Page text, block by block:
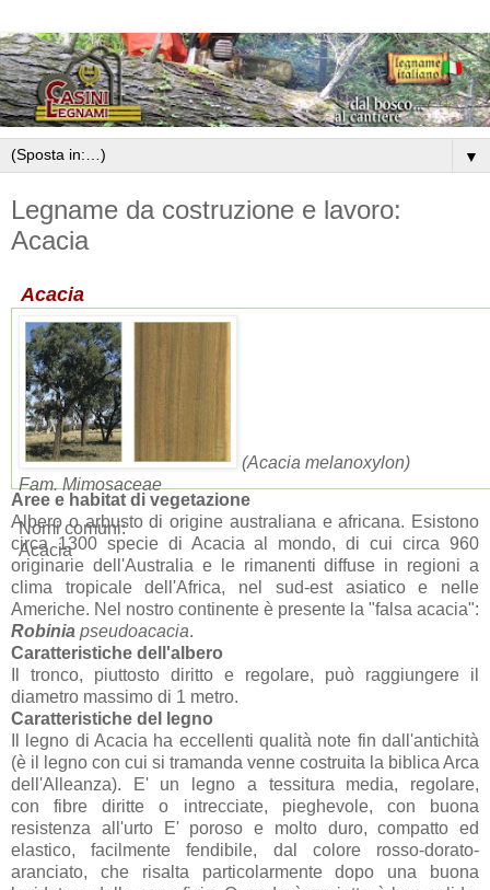
▼
Legname da costruzione e lavoro:
Acacia
Acacia
(Acacia melanoxylon)
Fam. Mimosaceae
Nomi comuni:
Acacia
Aree e habitat di vegetazione
Albero o arbusto di origine australiana e africana. Esistono
circa 1300 specie di Acacia al mondo, di cui circa 960
originarie dell'Australia e le rimanenti diffuse in regioni a
clima tropicale dell'Africa, nel sud-est asiatico e nelle
Americhe. Nel nostro continente è presente la "falsa acacia":
Robinia pseudoacacia.
Caratteristiche dell'albero
Il tronco, piuttosto diritto e regolare, può raggiungere il
diametro massimo di 1 metro.
Caratteristiche del legno
Il legno di Acacia ha eccellenti qualità note fin dall'antichità
(è il legno con cui si tramanda venne costruita la biblica Arca
dell'Alleanza). E' un legno a tessitura media, regolare,
con fibre diritte o intrecciate, pieghevole, con buona
resistenza all'urto E' poroso e molto duro, compatto ed
elastico, facilmente fendibile, dal colore rosso-dorato-
aranciato, che risalta particolarmente dopo una buona